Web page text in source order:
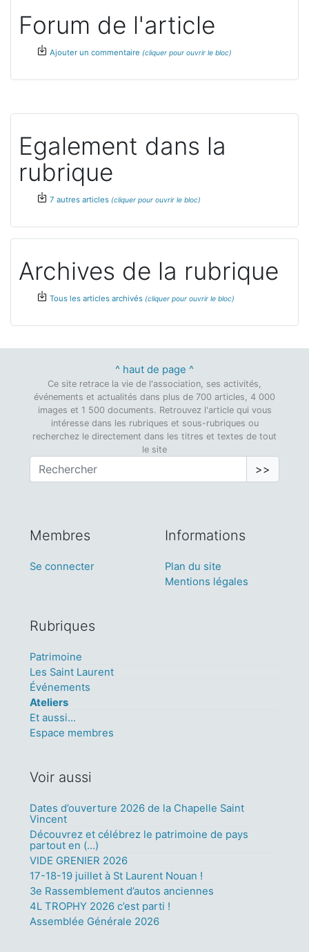
Forum de l'article
Ajouter un commentaire
Egalement dans la
rubrique
7 autres articles
Archives de la rubrique
Tous les articles archivés
^ haut de page ^
Ce site retrace la vie de l'association, ses activités,
événements et actualités dans plus de 700 articles, 4 000
images et 1 500 documents. Retrouvez l'article qui vous
intéresse dans les rubriques et sous-rubriques ou
recherchez le directement dans les titres et textes de tout
le site
>>
Membres
Se connecter
Informations
Plan du site
Mentions légales
Rubriques
Patrimoine
Les Saint Laurent
Événements
Ateliers
Et aussi...
Espace membres
Voir aussi
Dates d’ouverture 2026 de la Chapelle Saint
Vincent
Découvrez et célébrez le patrimoine de pays
partout en (…)
VIDE GRENIER 2026
17-18-19 juillet à St Laurent Nouan !
3e Rassemblement d’autos anciennes
4L TROPHY 2026 c’est parti !
Assemblée Générale 2026